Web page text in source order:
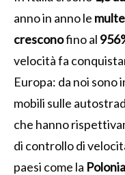
anno in anno le multe
cresconofino al
velocità fa
Europa: da noi sono
mobili sulle
che hanno
di controllo di
paesi come la Polonia